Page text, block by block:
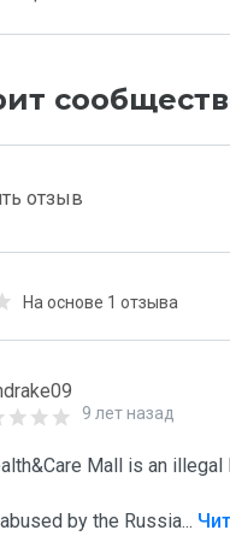
отзыв
На основе 1 отзыва
9 лет назад
by the Russia...